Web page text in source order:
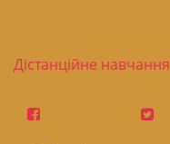
Дістанційне навчання